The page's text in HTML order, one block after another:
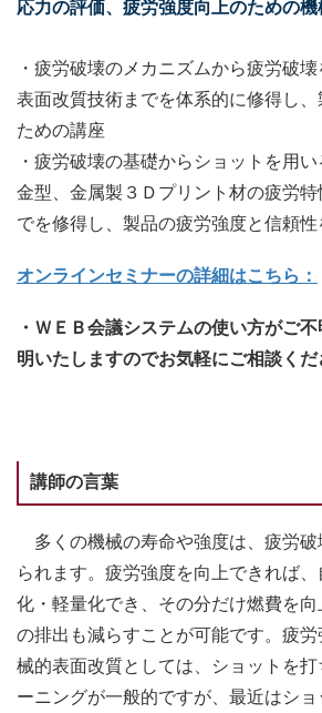
応力の評価、疲労強度向上のための機
・疲労破壊のメカニズムから疲労破
表面改質技術までを体系的に修得し
ための講座
・疲労破壊の基礎からショットを用
金型、金属製３Ｄプリント材の疲労特
でを修得し、製品の疲労強度と信頼性
オンラインセミナーの詳細はこちら：
・ＷＥＢ会議システムの使い方がご
明いたしますのでお気軽にご相談くだ
講師の言葉
多くの機械の寿命や強度は、疲労破
られます。疲労強度を向上できれば
化・軽量化でき、その分だけ燃費を
の排出も減らすことが可能です。疲
械的表面改質としては、ショットを
ーニングが一般的ですが、最近はシ